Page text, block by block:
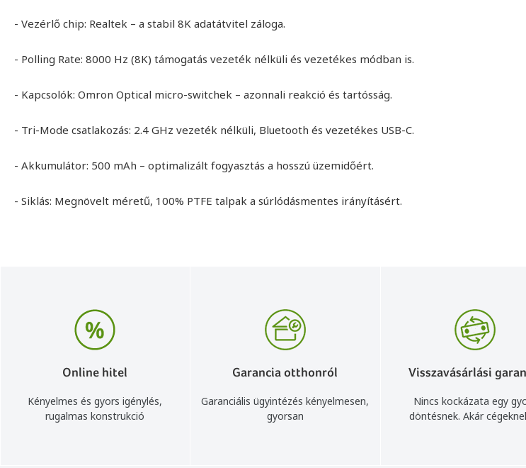
- Vezérlő chip: Realtek – a stabil 8K adatátvitel záloga.
- Polling Rate: 8000 Hz (8K) támogatás vezeték nélküli és vezetékes módban is.
- Kapcsolók: Omron Optical micro-switchek – azonnali reakció és tartósság.
- Tri-Mode csatlakozás: 2.4 GHz vezeték nélküli, Bluetooth és vezetékes USB-C.
- Akkumulátor: 500 mAh – optimalizált fogyasztás a hosszú üzemidőért.
- Siklás: Megnövelt méretű, 100% PTFE talpak a súrlódásmentes irányításért.
Online hitel
Kényelmes és gyors igénylés,
rugalmas konstrukció
Garancia otthonról
Garanciális ügyintézés kényelmesen,
gyorsan
Visszavásárlási
Nincs kockázata egy
döntésnek. Akár